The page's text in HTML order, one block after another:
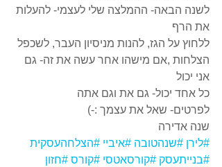
לשנה הבאה- ההמלצה שלי לעצמי- להעלות
את הרף
ללחוץ על הגז, להנות מניסיון העבר, לשכפל
הצלחות ,אם מישהו אחר עשה את זה- גם
אני יכול
כל אחד יכול- גם את וגם אתה
לפרטים- שאל את עצמך :-)
שנה אדירה
#לירן #שנהטובה #איביי #הצלחהעסקית
#בנייתעסק #קורסאטסי #קורס #חזון